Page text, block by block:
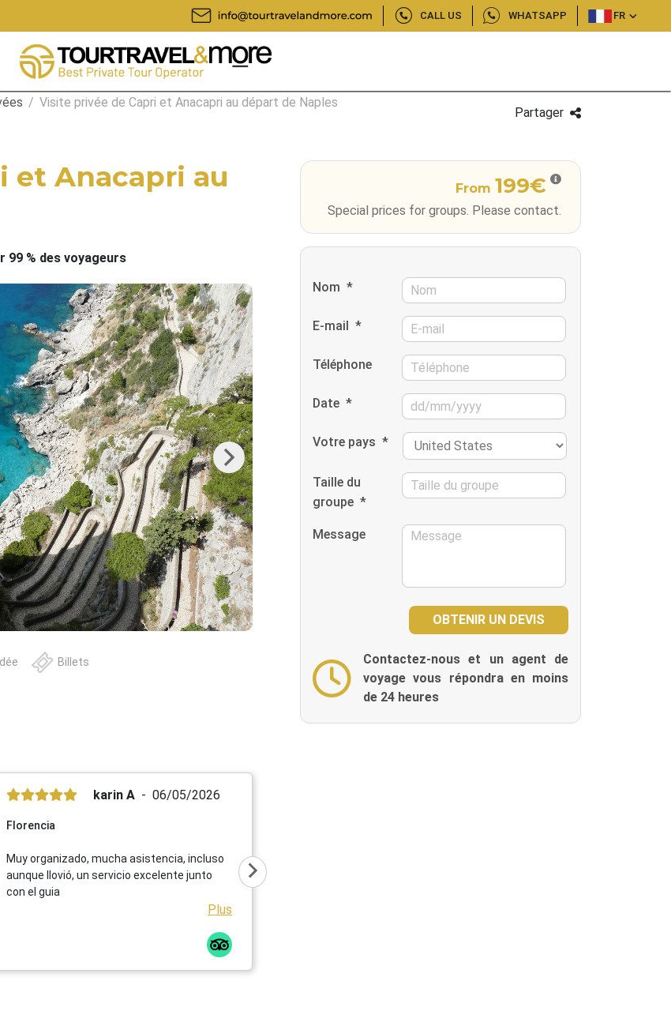
CALL US WHATSAPP FR
/ Visite privée de Capri et Anacapri au départ de Naples
Partager
et Anacapri au
99 % des voyageurs
Next
Billets
karin A 06/05/2026
Florencia
Muy organizado, mucha asistencia, incluso
aunque llovió, un servicio excelente junto
con el guia
Plus
From 199€
Special prices for groups. Please contact.
Nom *
E-mail *
Téléphone
Date *
Votre pays *
Taille du
groupe *
Message
Contactez-nous et un agent de
voyage vous répondra en moins
de 24 heures